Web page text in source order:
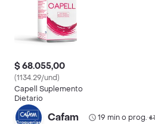
$ 68.055,00
(1134.29/und)
Capell Suplemento
Dietario
Cafam 19 min o prog.•